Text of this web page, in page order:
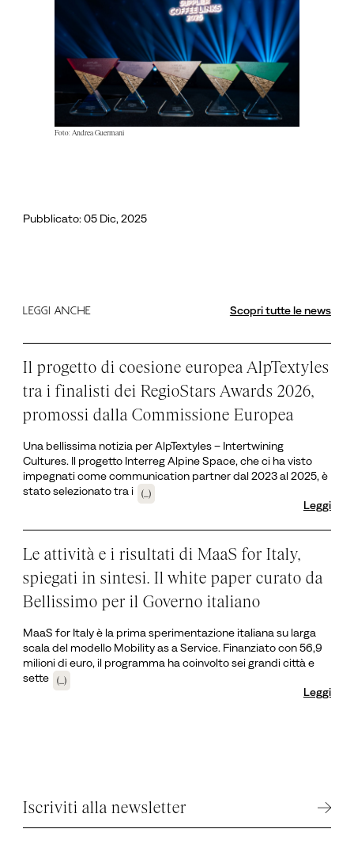
Foto: Andrea Guermani
Pubblicato: 05 Dic, 2025
LEGGI ANCHE Scopri tutte le news
Il progetto di coesione europea AlpTextyles
tra i finalisti dei RegioStars Awards 2026,
promossi dalla Commissione Europea
Una bellissima notizia per AlpTextyles – Intertwining
Cultures. Il progetto Interreg Alpine Space, che ci ha visto
impegnati come communication partner dal 2023 al 2025, è
stato selezionato tra i
(...)
Leggi
Le attività e i risultati di MaaS for Italy,
spiegati in sintesi. Il white paper curato da
Bellissimo per il Governo italiano
MaaS for Italy è la prima sperimentazione italiana su larga
scala del modello Mobility as a Service. Finanziato con 56,9
milioni di euro, il programma ha coinvolto sei grandi città e
sette
(...)
Leggi
Iscriviti alla newsletter